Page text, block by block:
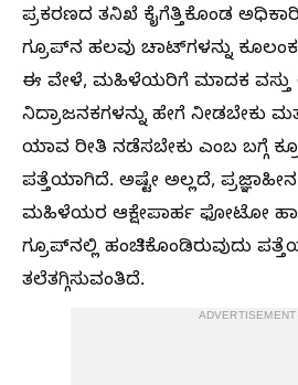
ಪ್ರಕರಣದ ತನಿಖೆ ಕೈಗೆತ್ತಿಕೊಂಡ
ಗ್ರೂಪ್‌ನ ಹಲವು ಚಾಟ್‌ಗಳನ್ನು
ಈ ವೇಳೆ, ಮಹಿಳೆಯರಿಗೆ ಮಾದಕ ವಸ್ತು
ನಿದ್ರಾಜನಕಗಳನ್ನು ಹೇಗೆ ನೀಡಬೇಕು
ಯಾವ ರೀತಿ ನಡೆಸಬೇಕು ಎಂಬ ಬಗ್ಗೆ
ಪತ್ತೆಯಾಗಿದೆ. ಅಷ್ಟೇ ಅಲ್ಲದೆ,
ಮಹಿಳೆಯರ ಆಕ್ಷೇಪಾರ್ಹ ಫೋಟೋ
ಗ್ರೂಪ್‌ನಲ್ಲಿ ಹಂಚಿಕೊಂಡಿರುವುದು
ತಲೆತಗ್ಗಿಸುವಂತಿದೆ.
ADVERTISEMENT